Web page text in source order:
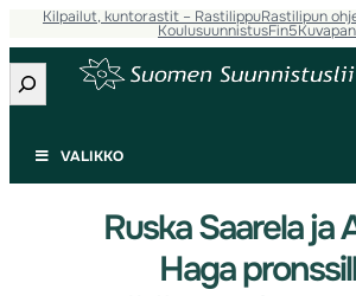
Kilpailut, kuntorastit – RastilippuRastilipun
KoulusuunnistusFin5
Etsi
VALIKKO
Ruska Saarela ja
Haga